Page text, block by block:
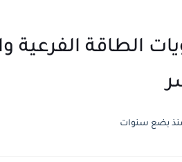
الفرعية
بضع سنوات